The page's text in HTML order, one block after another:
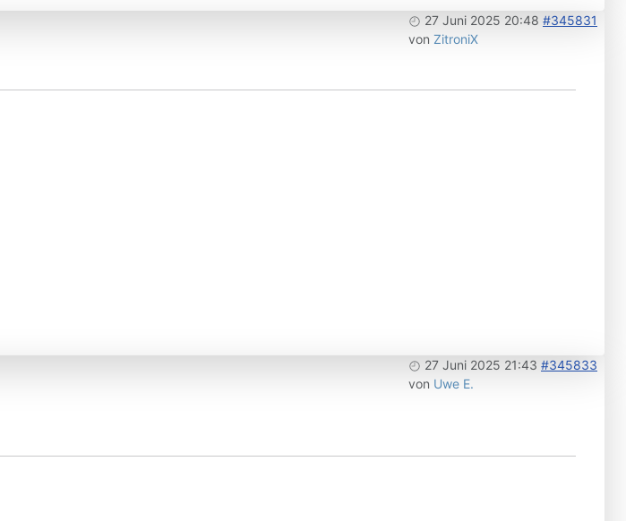
27 Juni 2025 20:48 #345831
von ZitroniX
27 Juni 2025 21:43 #345833
von Uwe E.